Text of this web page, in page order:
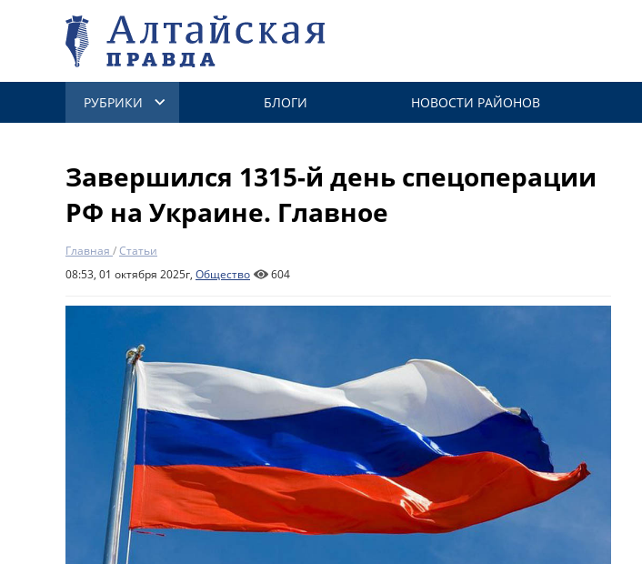
РУБРИКИ БЛОГИ НОВОСТИ РАЙОНОВ
Завершился 1315-й день спецоперации
РФ на Украине. Главное
Главная /Статьи
08:53, 01 октября 2025г, Общество 604